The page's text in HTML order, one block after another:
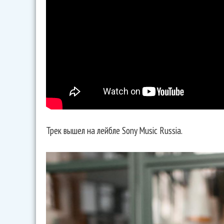
Трек вышел на лейбле Sony Music Russia.